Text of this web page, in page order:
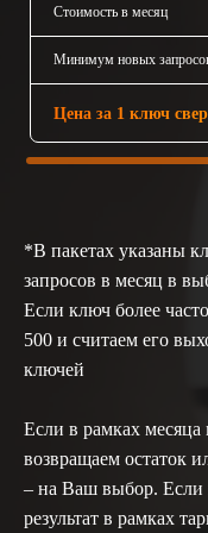
Стоимость в месяц
Минимум новых
Цена за 1 ключ
*В пакетах указаны
запросов в месяц в
Если ключ более
500 и считаем его
ключей
Если в рамках
возвращаем остаток
– на Ваш выбор. Если
результат в рамках